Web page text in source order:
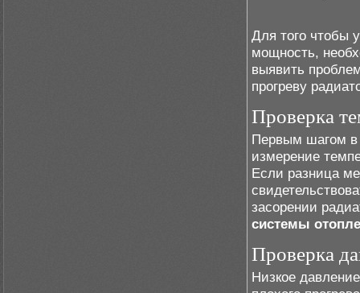
Для того чтобы
мощность,
выявить
прогреву
Проверка
Первым шагом в
измерение
Если разница
засорении
системы
Проверка
Низкое